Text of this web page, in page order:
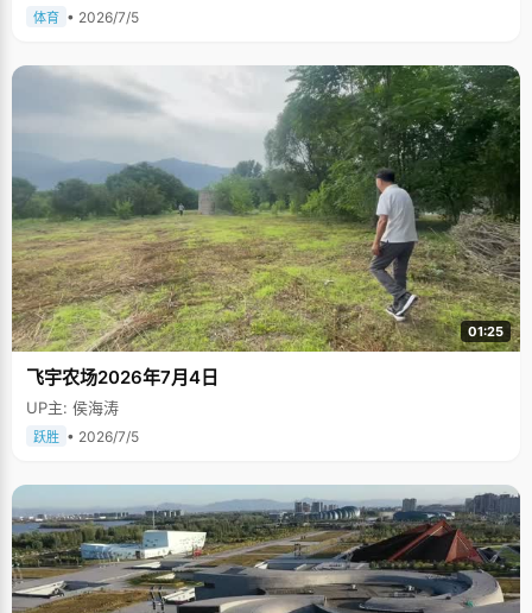
体育 • 2026/7/5
01:25
飞宇农场2026年7月4日
UP主: 侯海涛
跃胜 • 2026/7/5